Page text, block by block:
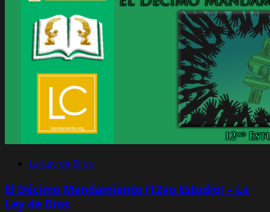
La Ley de Dios
El Décimo Mandamiento (12vo Estudio) – La
Ley de Dios